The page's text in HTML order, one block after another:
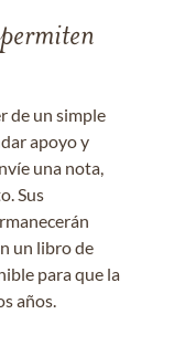
de un simple
apoyo y
una nota,
Sus
un libro de
para que la
años.